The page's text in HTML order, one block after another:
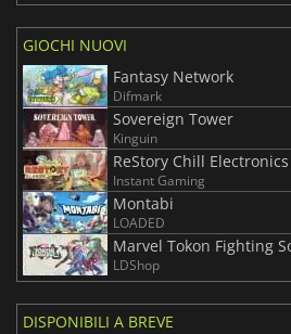
GIOCHI NUOVI
Fantasy Network
Difmark
Sovereign Tower
Kinguin
ReStory Chill
Instant Gaming
Montabi
LOADED
Marvel Tokon Fighting
LDShop
DISPONIBILI A BREVE